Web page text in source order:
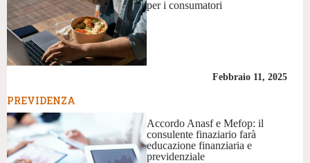
per i consumatori
Febbraio 11, 2025
PREVIDENZA
Accordo Anasf e Mefop: il
consulente finaziario farà
educazione finanziaria e
previdenziale